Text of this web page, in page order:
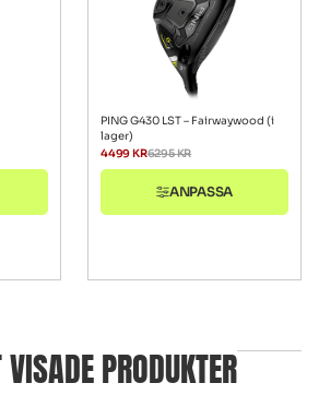
PING G430 LST – Fairwaywood (i
lager)
6295KR
4499KR
ANPASSA
PRODUKTER